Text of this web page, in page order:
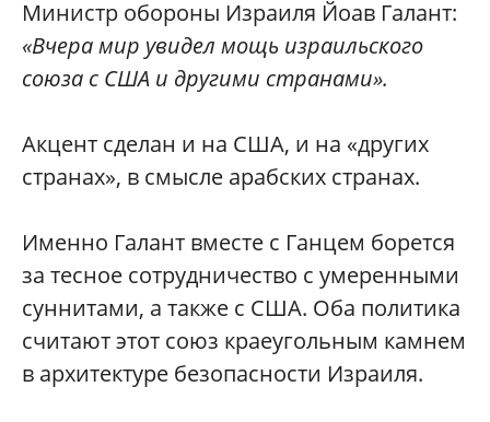
Министр обороны Израиля Йоав Галант:
«Вчера мир увидел мощь израильского
союза с США и другими странами».
Акцент сделан и на США, и на «других
странах», в смысле арабских странах.
Именно Галант вместе с Ганцем борется
за тесное сотрудничество с умеренными
суннитами, а также с США. Оба политика
считают этот союз краеугольным камнем
в архитектуре безопасности Израиля.